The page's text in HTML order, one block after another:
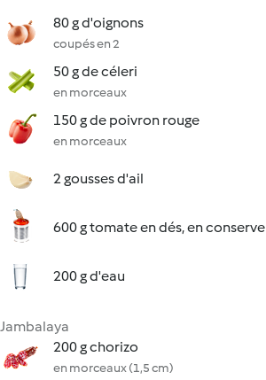
80 g d'oignons
coupés en 2
50 g de céleri
en morceaux
150 g de poivron rouge
en morceaux
2 gousses d'ail
600 g tomate en dés, en conserve
200 g d'eau
Jambalaya
200 g chorizo
en morceaux (1,5 cm)